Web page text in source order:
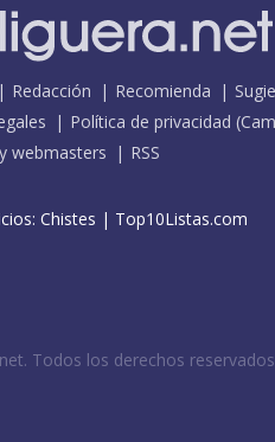
Redacción Recomienda
Política de privacidad (
webmasters
RSS
Chistes | Top10Listas.com
Todos los derechos reservados